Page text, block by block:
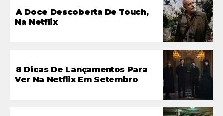
A Doce Descoberta De Touch,
Na Netflix
8 Dicas De Lançamentos Para
Ver Na Netflix Em Setembro